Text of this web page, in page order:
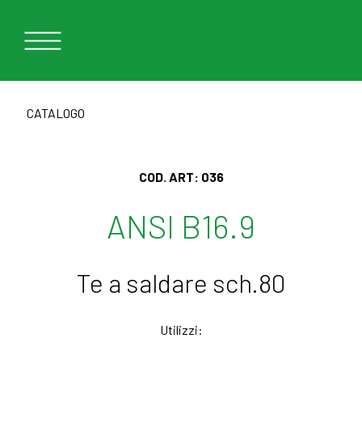
CATALOGO
COD. ART: 036
ANSI B16.9
Te a saldare sch.80
Utilizzi: